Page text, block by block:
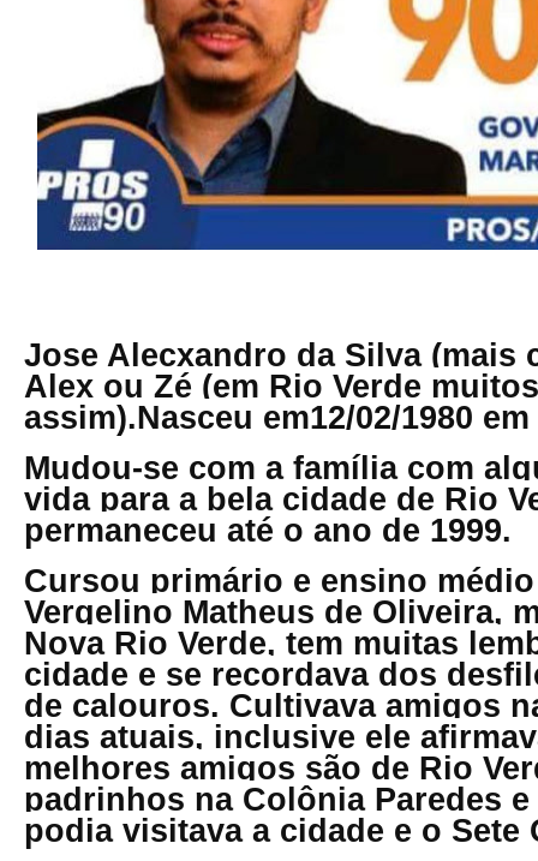
Jose Alecxandro da Silva (mais
Alex ou Zé (em Rio Verde
assim).Nasceu em12/02/1980
Mudou-se com a família com
vida para a bela cidade de Rio
permaneceu até o ano de 1999.
Cursou primário e ensino
Vergelino Matheus de Oliveira,
Nova Rio Verde, tem muitas
cidade e se recordava dos
de calouros. Cultivava amigos
dias atuais, inclusive ele
melhores amigos são de Rio
padrinhos na Colônia Paredes
podia visitava a cidade e o Sete